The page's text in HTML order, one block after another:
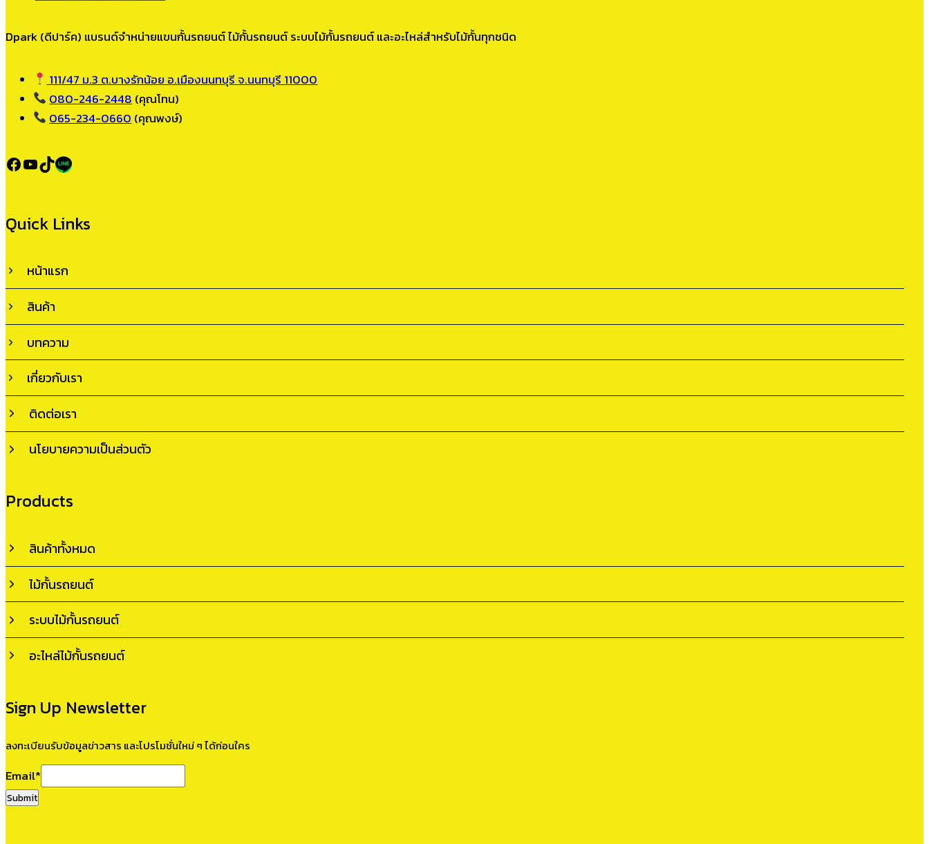
Dpark (ดีปาร์ค) แบรนด์จำหน่ายแขนกั้นรถยนต์ ไม้กั้นรถยนต์ ระบบไม้กั้นรถยนต์ และอะไหล่สำหรับไม้กั้นทุกชนิด
111/47 ม.3 ต.บางรักน้อย อ.เมืองนนทบุรี จ.นนทบุรี 11000
080-246-2448 (คุณโทน)
065-234-0660 (คุณพงษ์)
Facebook
YouTube
TikTok
LINE
Quick Links
หน้าแรก
สินค้า
บทความ
เกี่ยวกับเรา
ติดต่อเรา
นโยบายความเป็นส่วนตัว
Products
สินค้าทั้งหมด
ไม้กั้นรถยนต์
ระบบไม้กั้นรถยนต์
อะไหล่ไม้กั้นรถยนต์
Sign Up Newsletter
ลงทะเบียนรับข้อมูลข่าวสาร และโปรโมชั่นใหม่ ๆ ได้ก่อนใคร
Email*
Submit